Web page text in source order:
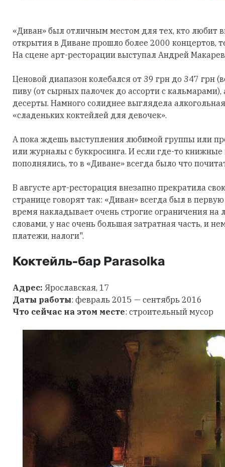
«Диван» был отличным местом для тех, кто любит
открытия в Диване прошло более 2000 концертов,
На сцене арт-ресторации выступал Андрей
Ценовой диапазон колебался от 39 грн до 347 грн
пиву (от сырных палочек до ассорти с
десерты. Намного солиднее выглядела
«сладеньких коктейлей для девочек».
А пока ждешь выступления любимой группы или
или журналы с буккросинга. И если где-то
пополнялись, то в «Диване» всегда было что
В августе арт-ресторация внезапно прекратила
странице говорят так: «Диван» всегда был в
время накладывает очень строгие ограничения
словами, у нас очень большая затратная часть, и
платежи, налоги".
Коктейль-бар Parasolka
Адрес: Ярославская, 17
Даты работы: февраль 2015 — сентябрь 2016
Что сейчас на этом месте: строительный мусор